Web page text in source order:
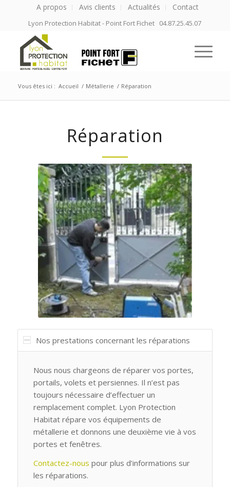
A propos Avis clients Actualités Contact
Lyon Protection Habitat - Point Fort Fichet 04.87.25.45.07
Vous êtes ici : Accueil / Métallerie / Réparation
Réparation
Nos prestations concernant les réparations
Nous nous chargeons de réparer vos portes,
portails, volets et persiennes. Il n’est pas
toujours nécessaire d’effectuer un
remplacement complet. Lyon Protection
Habitat répare vos équipements de
métallerie et donnons une deuxième vie à vos
portes et fenêtres.
Contactez-nous pour plus d’informations sur
les réparations.